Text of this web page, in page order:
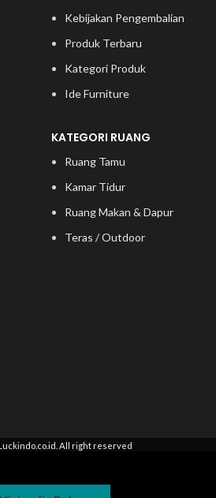
Kebijakan Pengembalian
Produk Terbaru
Kategori Produk
Ide Furniture
KATEGORI RUANG
Ruang Tamu
Kamar Tidur
Ruang Makan & Dapur
Teras / Outdoor
All right reserved